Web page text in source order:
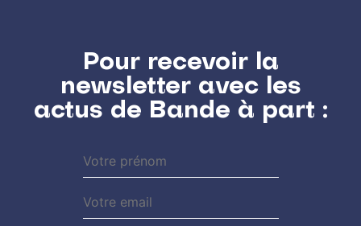
Pour recevoir la
newsletter avec les
actus de Bande à part :